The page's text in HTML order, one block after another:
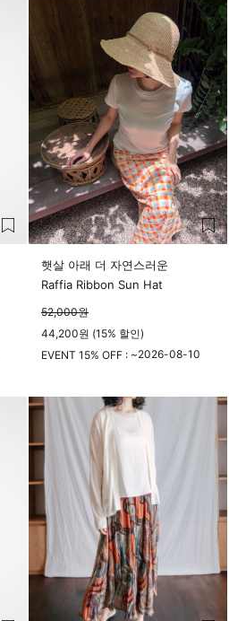
햇살 아래 더 자연스러운
Raffia Ribbon Sun Hat
52,000원
44,200원 (15% 할인)
EVENT 15% OFF : ~2026-08-10